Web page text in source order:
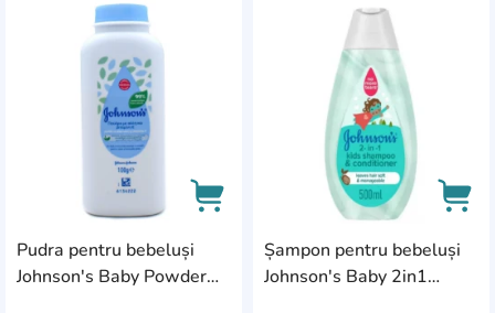
Pudra pentru bebeluși
Johnson's Baby Powder
AddCardToFavourite
AddCardToCart
Șampon pentru bebeluși
Johnson's Baby 2in1